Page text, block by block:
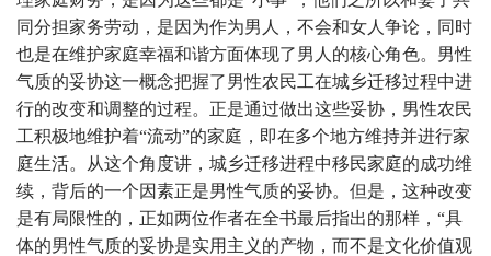
同分担家务劳动，是因为作为男人，不会和女人争论，同时
也是在维护家庭幸福和谐方面体现了男人的核心角色。男性
气质的妥协这一概念把握了男性农民工在城乡迁移过程中进
行的改变和调整的过程。正是通过做出这些妥协，男性农民
工积极地维护着“流动”的家庭，即在多个地方维持并进行家
庭生活。从这个角度讲，城乡迁移进程中移民家庭的成功维
续，背后的一个因素正是男性气质的妥协。但是，这种改变
是有局限性的，正如两位作者在全书最后指出的那样，“具
体的男性气质的妥协是实用主义的产物，而不是文化价值观